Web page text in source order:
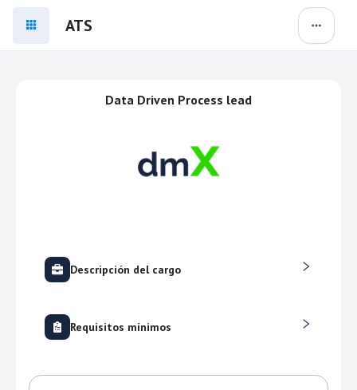
ATS
Data Driven Process lead
Descripción del cargo
Requisitos mínimos